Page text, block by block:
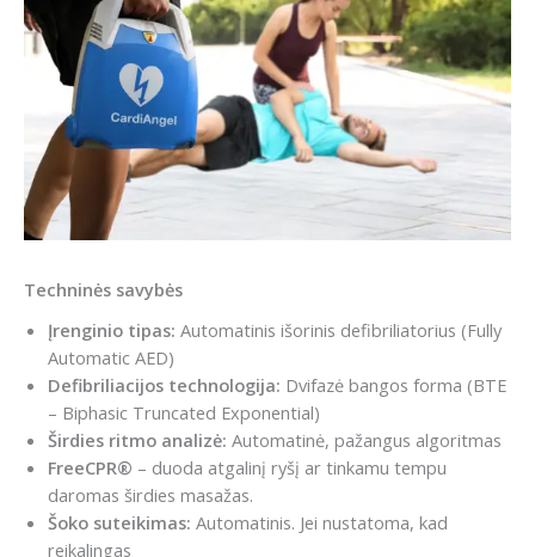
Techninės savybės
Įrenginio tipas: Automatinis išorinis defibriliatorius (Fully
Automatic AED)
Defibriliacijos technologija: Dvifazė bangos forma (BTE
– Biphasic Truncated Exponential)
Širdies ritmo analizė: Automatinė, pažangus algoritmas
FreeCPR® – duoda atgalinį ryšį ar tinkamu tempu
daromas širdies masažas.
Šoko suteikimas: Automatinis. Jei nustatoma, kad
reikalingas